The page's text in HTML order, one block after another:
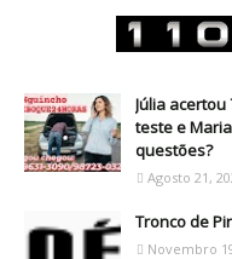
Júlia
teste e
questões?
Agosto 21,
Tronco de
Novembro